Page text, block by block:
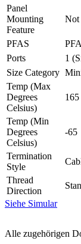
Panel
Mounting
Feature
Not
PFAS
Ports
1
Size Category
Temp (Max
Degrees
Celsius)
165
Temp (Min
Degrees
Celsius)
-65
Termination
Style
Thread
Direction
Siehe Simular
Alle zugehörigen